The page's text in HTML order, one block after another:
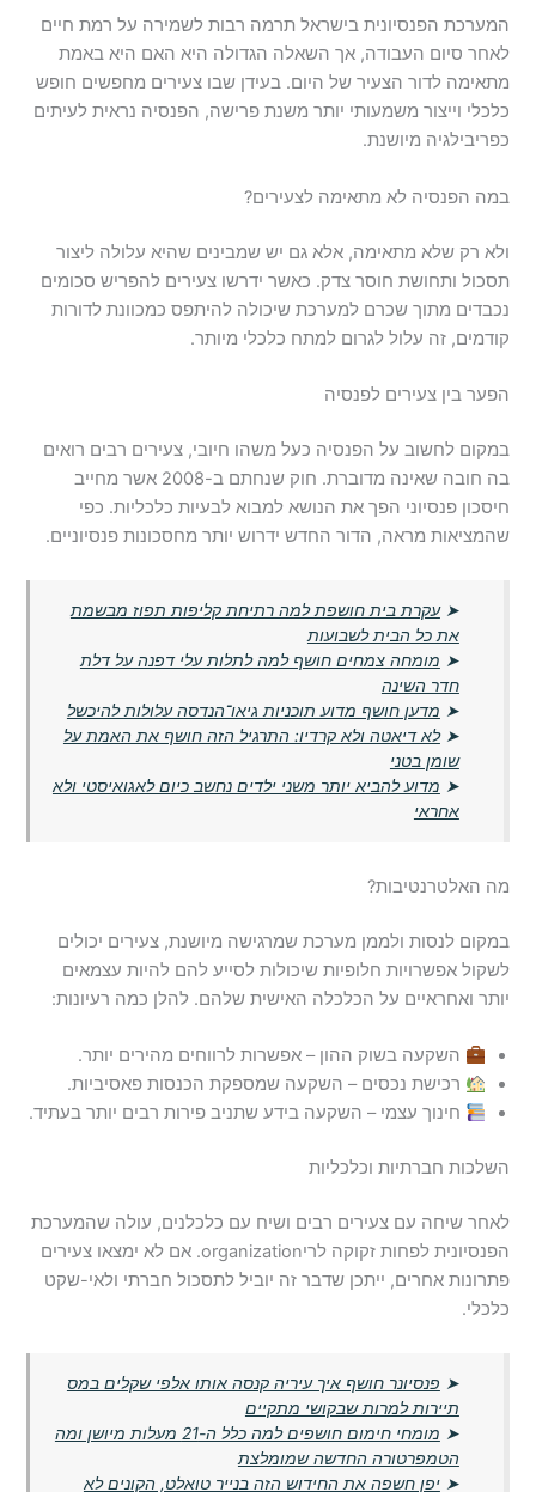
המערכת הפנסיונית בישראל תרמה רבות לשמירה על רמת חיים
לאחר סיום העבודה, אך השאלה הגדולה היא האם היא באמת
מתאימה לדור הצעיר של היום. בעידן שבו צעירים מחפשים חופש
כלכלי וייצור משמעותי יותר משנת פרישה, הפנסיה נראית לעיתים
כפריבילגיה מיושנת.
במה הפנסיה לא מתאימה לצעירים?
ולא רק שלא מתאימה, אלא גם יש שמבינים שהיא עלולה ליצור
תסכול ותחושת חוסר צדק. כאשר ידרשו צעירים להפריש סכומים
נכבדים מתוך שכרם למערכת שיכולה להיתפס כמכוונת לדורות
קודמים, זה עלול לגרום למתח כלכלי מיותר.
הפער בין צעירים לפנסיה
במקום לחשוב על הפנסיה כעל משהו חיובי, צעירים רבים רואים
בה חובה שאינה מדוברת. חוק שנחתם ב-2008 אשר מחייב
חיסכון פנסיוני הפך את הנושא למבוא לבעיות כלכליות. כפי
שהמציאות מראה, הדור החדש ידרוש יותר מחסכונות פנסיוניים.
➤עקרת בית חושפת למה רתיחת קליפות תפוז מבשמת
את כל הבית לשבועות
➤ מומחה צמחים חושף למה לתלות עלי דפנה על דלת
חדר השינה
➤ מדען חושף מדוע תוכניות גיאו־הנדסה עלולות להיכשל
➤לא דיאטה ולא קרדיו: התרגיל הזה חושף את האמת על
שומן בטני
➤ מדוע להביא יותר משני ילדים נחשב כיום לאגואיסטי ולא
אחראי
מה האלטרנטיבות?
במקום לנסות ולממן מערכת שמרגישה מיושנת, צעירים יכולים
לשקול אפשרויות חלופיות שיכולות לסייע להם להיות עצמאים
יותר ואחראיים על הכלכלה האישית שלהם. להלן כמה רעיונות:
השקעה בשוק ההון – אפשרות לרווחים מהירים יותר.
רכישת נכסים – השקעה שמספקת הכנסות פאסיביות.
חינוך עצמי – השקעה בידע שתניב פירות רבים יותר בעתיד.
השלכות חברתיות וכלכליות
לאחר שיחה עם צעירים רבים ושיח עם כלכלנים, עולה שהמערכת
הפנסיונית לפחות זקוקה לריorganization. אם לא ימצאו צעירים
פתרונות אחרים, ייתכן שדבר זה יוביל לתסכול חברתי ולאי-שקט
כלכלי.
➤ פנסיונר חושף איך עיריה קנסה אותו אלפי שקלים במס
תיירות למרות שבקושי מתקיים
➤
מומחי חימום חושפים למה כלל ה-21 מעלות מיושן ומה
הטמפרטורה החדשה שמומלצת
➤יפן חשפה את החידוש הזה בנייר טואלט, הקונים לא